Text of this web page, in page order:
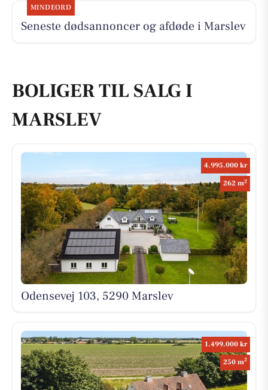
MINDEORD
Seneste dødsannoncer og afdøde i Marslev
BOLIGER TIL SALG I
MARSLEV
4.995.000 kr
262 m2
Odensevej 103, 5290 Marslev
1.499.000 kr
250 m2